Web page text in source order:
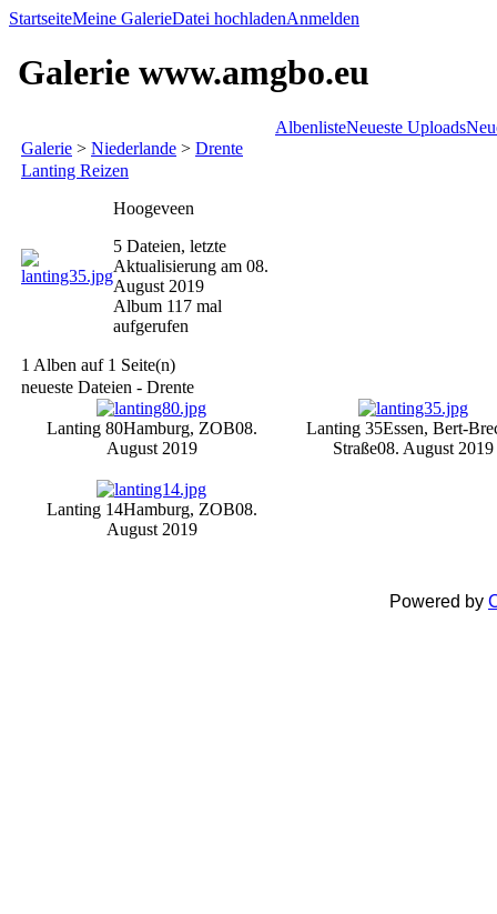
StartseiteMeine GalerieDatei hochladenAnmelden
Galerie www.amgbo.eu
AlbenlisteNeueste Uploads
Galerie > Niederlande > Drente
Lanting Reizen
Hoogeveen
5 Dateien, letzte
Aktualisierung am 08.
August 2019
Album 117 mal
aufgerufen
1 Alben auf 1 Seite(n)
neueste Dateien - Drente
Lanting 80Hamburg, ZOB08.
August 2019
Lanting 35Essen, Bert-
Straße08. August 2019
Lanting 14Hamburg, ZOB08.
August 2019
Powered by